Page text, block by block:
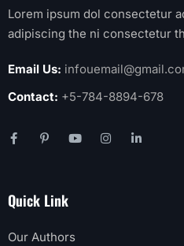
Lorem ipsum dol consectetur
adipiscing the ni consectetur
Email Us:
Contact: +5-784-8894-678
Quick Link
Our Authors